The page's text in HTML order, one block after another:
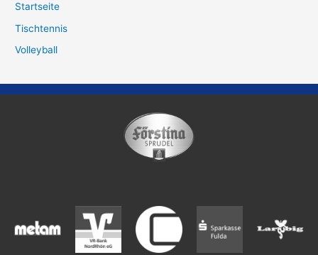
Startseite
Tischtennis
Volleyball